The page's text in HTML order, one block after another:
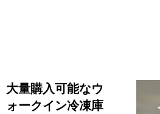
大量購入可能なウ
ォークイン冷凍庫